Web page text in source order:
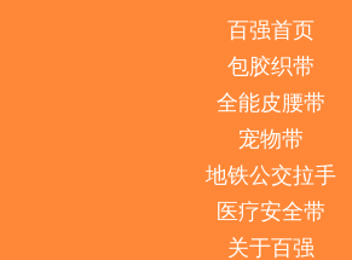
百强首页
包胶织带
全能皮腰带
宠物带
地铁公交拉手
医疗安全带
关于百强